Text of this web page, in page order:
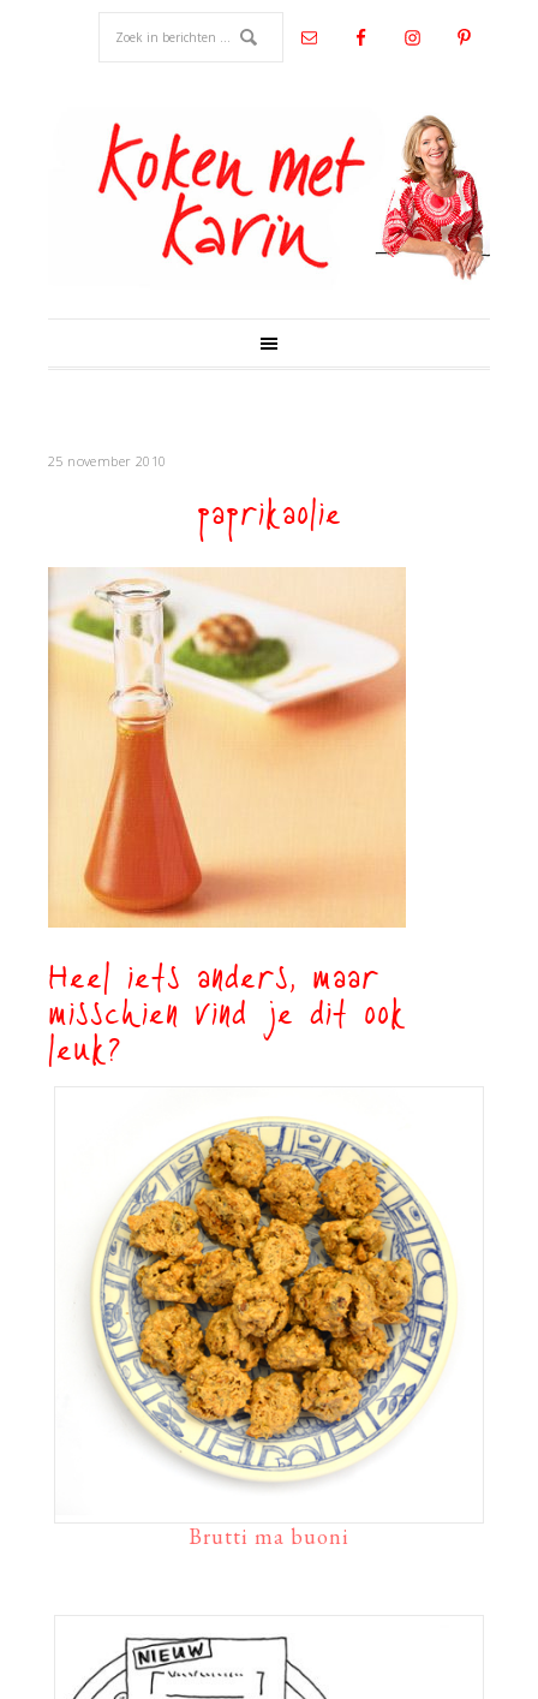
25 november 2010
paprikaolie
Heel iets anders, maar
misschien vind je dit ook
leuk?
Brutti ma buoni